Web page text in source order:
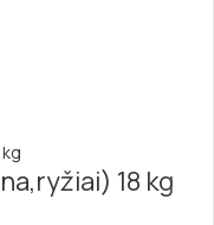
18 kg